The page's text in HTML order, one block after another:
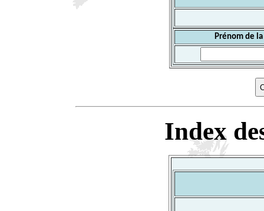
Prénom de
Index